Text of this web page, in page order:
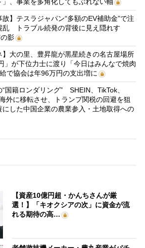
、事業を多角化してもぶれない軸
故】テスラジャパン“多額のEV補助金”で注
乱 トラブル続発の背後に見え隠れす
影
】大の里、豊昇龍が黒星続きの名古屋場所
」が下位力士に渡り「今日はみんなで焼肉
で協会は年96万円の支出増に
国籍ロンダリング” SHEIN、TikTok、
外に移転させ、トランプ関税の回避を狙
した中国企業の農業参入・土地取得への
【資産10億円超・かんちさんが厳
選！】「キオクシアの次」に資金が流
れる期待の高…